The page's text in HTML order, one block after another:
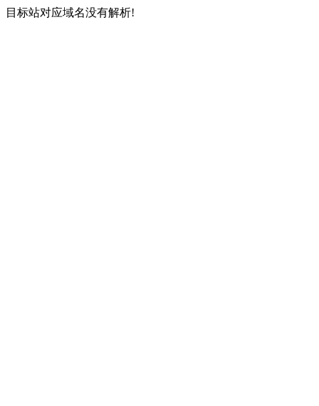
目标站对应域名没有解析!